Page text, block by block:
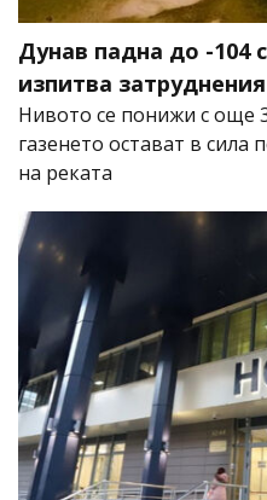
Дунав падна до -104
изпитва
Нивото се понижи с още
газенето остават в сила
на реката